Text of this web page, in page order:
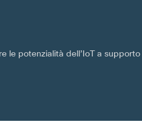
le potenzialità dell’IoT a supporto